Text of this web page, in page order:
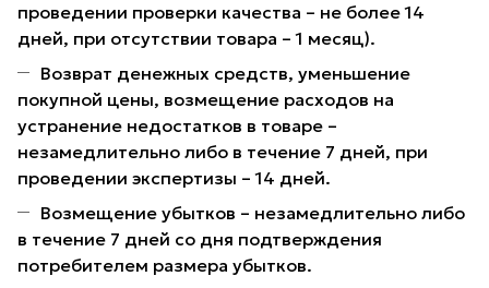
проведении проверки качества – не более 14
дней, при отсутствии товара – 1 месяц).
Возврат денежных средств, уменьшение
покупной цены, возмещение расходов на
устранение недостатков в товаре –
незамедлительно либо в течение 7 дней, при
проведении экспертизы – 14 дней.
Возмещение убытков – незамедлительно либо
в течение 7 дней со дня подтверждения
потребителем размера убытков.